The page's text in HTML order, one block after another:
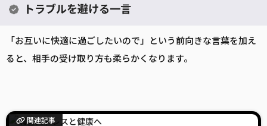
トラブルを避ける一言
「お互いに快適に過ごしたいので」という前向きな言葉を加え
ると、相手の受け取り方も柔らかくなります。
関連記事